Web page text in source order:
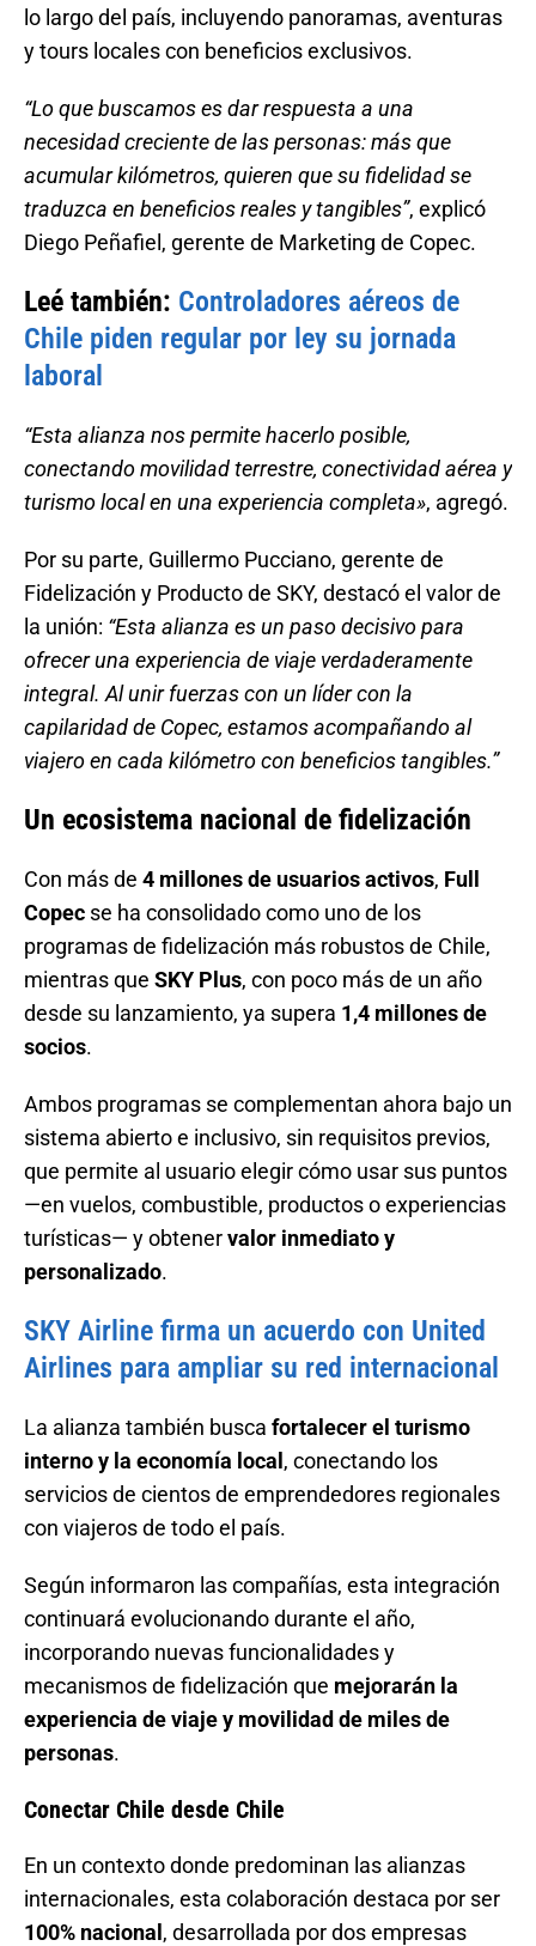
lo largo del país, incluyendo panoramas, aventuras
y tours locales con beneficios exclusivos.
“Lo que buscamos es dar respuesta a una
necesidad creciente de las personas: más que
acumular kilómetros, quieren que su fidelidad se
traduzca en beneficios reales y tangibles”, explicó
Diego Peñafiel, gerente de Marketing de Copec.
Leé también: Controladores aéreos de
Chile piden regular por ley su jornada
laboral
“Esta alianza nos permite hacerlo posible,
conectando movilidad terrestre, conectividad aérea y
turismo local en una experiencia completa», agregó.
Por su parte, Guillermo Pucciano, gerente de
Fidelización y Producto de SKY, destacó el valor de
la unión: “Esta alianza es un paso decisivo para
ofrecer una experiencia de viaje verdaderamente
integral. Al unir fuerzas con un líder con la
capilaridad de Copec, estamos acompañando al
viajero en cada kilómetro con beneficios tangibles.”
Un ecosistema nacional de fidelización
Con más de 4 millones de usuarios activos, Full
Copec se ha consolidado como uno de los
programas de fidelización más robustos de Chile,
mientras que SKY Plus, con poco más de un año
desde su lanzamiento, ya supera 1,4 millones de
socios.
Ambos programas se complementan ahora bajo un
sistema abierto e inclusivo, sin requisitos previos,
que permite al usuario elegir cómo usar sus puntos
—en vuelos, combustible, productos o experiencias
turísticas— y obtenervalor inmediato y
personalizado.
SKY Airline firma un acuerdo con United
Airlines para ampliar su red internacional
La alianza también busca fortalecer el turismo
interno y la economía local , conectando los
servicios de cientos de emprendedores regionales
con viajeros de todo el país.
Según informaron las compañías, esta integración
continuará evolucionando durante el año,
incorporando nuevas funcionalidades y
mecanismos de fidelización que mejorarán la
experiencia de viaje y movilidad de miles de
personas.
Conectar Chile desde Chile
En un contexto donde predominan las alianzas
internacionales, esta colaboración destaca por ser
100% nacional , desarrollada por dos empresas